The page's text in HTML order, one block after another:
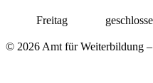
Freitag
© 2026 Amt für Weiterbildung